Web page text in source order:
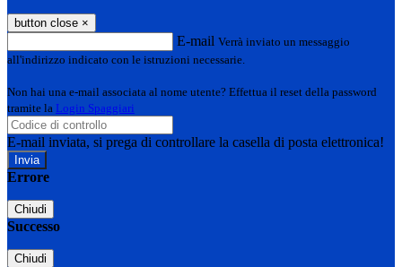
button close ×
E-mail Verrà inviato un messaggio
all'indirizzo indicato con le istruzioni necessarie.
Non hai una e-mail associata al nome utente? Effettua il reset della password
tramite la Login Spaggiari
E-mail inviata, si prega di controllare la casella di posta elettronica!
Errore
Chiudi
Successo
Chiudi